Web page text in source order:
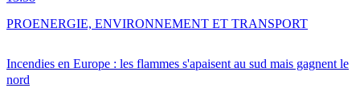
Incendies en Europe : les flammes s'apaisent au sud mais gagnent le
nord
PROENERGIE, ENVIRONNEMENT ET TRANSPORT